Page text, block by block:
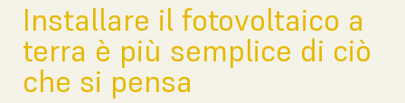
Installare il fotovoltaico a
terra è più semplice di ciò
che si pensa